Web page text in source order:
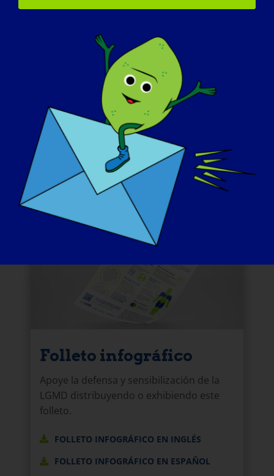
Comunicado de prensa
Tome la iniciativa y envíe un comunicado
de prensa sobre el Día de concienciación
de la LGMD a los medios de comunicación
locales antes del evento. Su voz puede
ayudar a captar la atención y el apoyo de
la comunidad en general.
EJEMPLO DE COMUNICADO DE PRENSA
Folleto infográfico
Apoye la defensa y sensibilización de la
LGMD distribuyendo o exhibiendo este
folleto.
FOLLETO INFOGRÁFICO EN INGLÉS
FOLLETO INFOGRÁFICO EN ESPAÑOL